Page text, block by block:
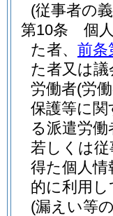
(従事者の
第10条
個
た者、 前条
た者又は
労働者(労
保護等に関
る派遣労
若しくは
得た個人
的に利用
(漏えい等